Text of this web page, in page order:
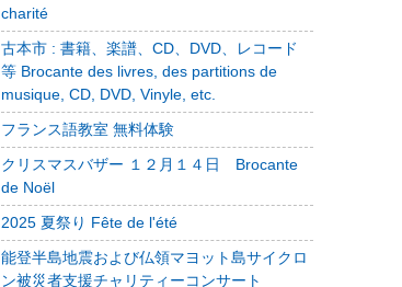
charité
古本市 : 書籍、楽譜、CD、DVD、レコード
等 Brocante des livres, des partitions de
musique, CD, DVD, Vinyle, etc.
フランス語教室 無料体験
クリスマスバザー １２月１４日 Brocante
de Noël
2025 夏祭り Fête de l'été
能登半島地震および仏領マヨット島サイクロ
ン被災者支援チャリティーコンサート